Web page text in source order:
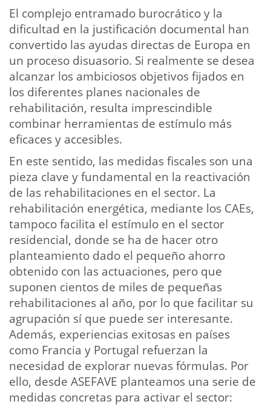
El complejo entramado burocrático y la
dificultad en la justificación documental han
convertido las ayudas directas de Europa en
un proceso disuasorio. Si realmente se desea
alcanzar los ambiciosos objetivos fijados en
los diferentes planes nacionales de
rehabilitación, resulta imprescindible
combinar herramientas de estímulo más
eficaces y accesibles.
En este sentido, las medidas fiscales son una
pieza clave y fundamental en la reactivación
de las rehabilitaciones en el sector. La
rehabilitación energética, mediante los CAEs,
tampoco facilita el estímulo en el sector
residencial, donde se ha de hacer otro
planteamiento dado el pequeño ahorro
obtenido con las actuaciones, pero que
suponen cientos de miles de pequeñas
rehabilitaciones al año, por lo que facilitar su
agrupación sí que puede ser interesante.
Además, experiencias exitosas en países
como Francia y Portugal refuerzan la
necesidad de explorar nuevas fórmulas. Por
ello, desde ASEFAVE planteamos una serie de
medidas concretas para activar el sector: